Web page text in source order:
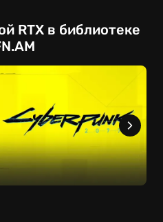
RTX в библиотеке